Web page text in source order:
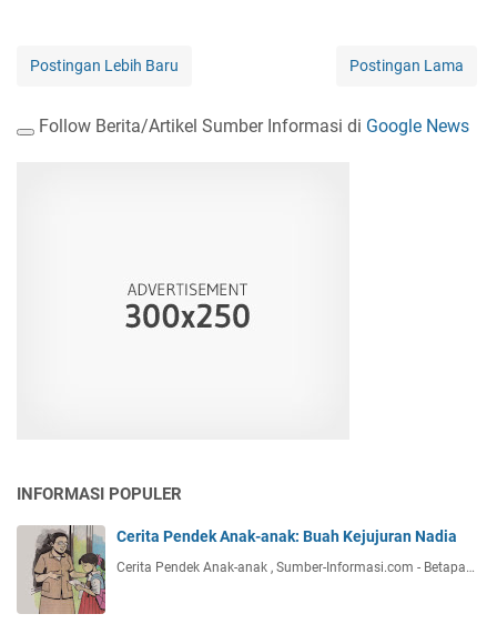
Postingan Lebih Baru Postingan Lama
Follow Berita/Artikel Sumber Informasi di Google News
INFORMASI POPULER
Cerita Pendek Anak-anak: Buah Kejujuran Nadia
Cerita Pendek Anak-anak , Sumber-Informasi.com - Betapa…